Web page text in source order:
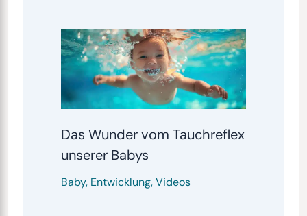
Das Wunder vom Tauchreflex
unserer Babys
Baby, Entwicklung,Videos